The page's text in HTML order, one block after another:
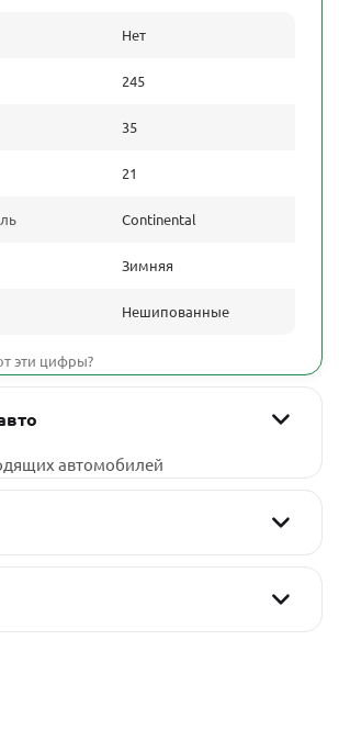
Нет
245
35
21
Continental
Зимняя
Нешипованные
эти цифры?
автомобилей